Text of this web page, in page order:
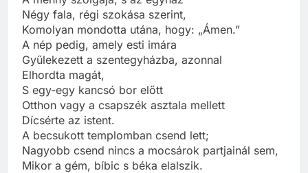
Négy fala, régi szokása szerint,
Komolyan mondotta utána, hogy: „Ámen.”
A nép pedig, amely esti imára
Gyűlekezett a szentegyházba, azonnal
Elhordta magát,
S egy-egy kancsó bor előtt
Otthon vagy a csapszék asztala mellett
Dícsérte az istent.
A becsukott templomban csend lett;
Nagyobb csend nincs a mocsárok partjainál sem,
Mikor a gém, bíbic s béka elalszik.